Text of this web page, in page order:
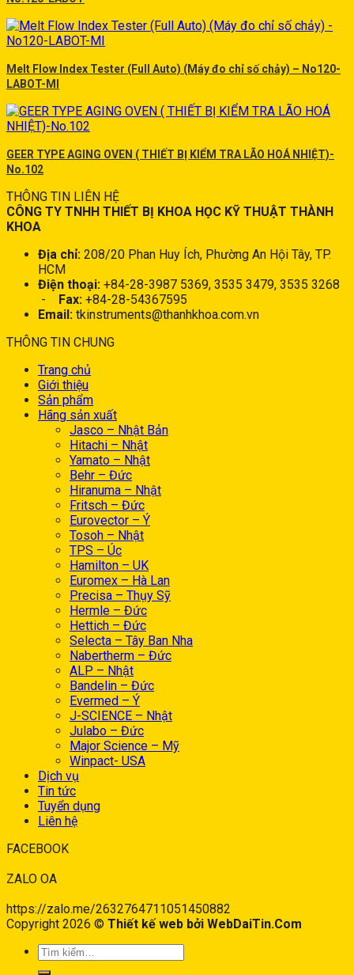
Melt Flow Index Tester (Full Auto) (Máy đo chỉ số chảy) – No120-
LABOT-MI
GEER TYPE AGING OVEN ( THIẾT BỊ KIỂM TRA LÃO HOÁ NHIỆT)-
No.102
THÔNG TIN LIÊN HỆ
CÔNG TY TNHH THIẾT BỊ KHOA HỌC KỸ THUẬT THÀNH
KHOA
Địa chỉ: 208/20 Phan Huy Ích, Phường An Hội Tây, TP.
HCM
Điện thoại: +84-28-3987 5369, 3535 3479, 3535 3268
-
Fax: +84-28-54367595
Email: tkinstruments@thanhkhoa.com.vn
THÔNG TIN CHUNG
Trang chủ
Giới thiệu
Sản phẩm
Hãng sản xuất
Jasco – Nhật Bản
Hitachi – Nhật
Yamato – Nhật
Behr – Đức
Hiranuma – Nhật
Fritsch – Đức
Eurovector – Ý
Tosoh – Nhật
TPS – Úc
Hamilton – UK
Euromex – Hà Lan
Precisa – Thụy Sỹ
Hermle – Đức
Hettich – Đức
Selecta – Tây Ban Nha
Nabertherm – Đức
ALP – Nhật
Bandelin – Đức
Evermed – Ý
J-SCIENCE – Nhật
Julabo – Đức
Major Science – Mỹ
Winpact- USA
Dịch vụ
Tin tức
Tuyển dụng
Liên hệ
FACEBOOK
ZALO OA
https://zalo.me/2632764711051450882
Copyright 2026 © Thiết kế web bởi WebDaiTin.Com